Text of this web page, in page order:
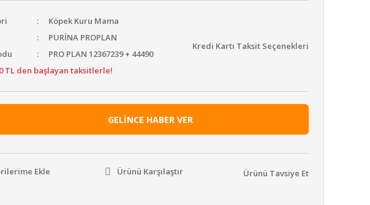
Köpek Kuru Mama
PURİNA PROPLAN
PRO PLAN 12367239 + 44490
TL den başlayan taksitlerle!
Kredi Kartı Taksit Seçenekleri
GELİNCE HABER VER
Ürünü Karşılaştır Ürünü Tavsiye Et